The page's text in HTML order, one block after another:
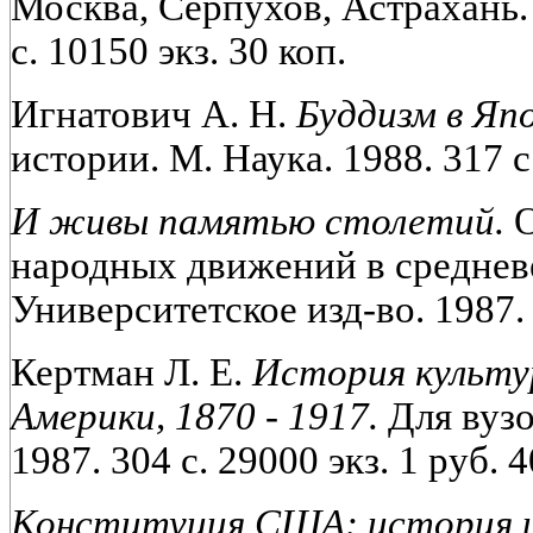
с. 10150 экз. 30 коп.
Игнатович А. Н. Буддизм в
истории. М. Наука. 1988. 317
И живы памятью столетий.
народных движений в
Университетское изд-во.
Кертман Л. Е. История
Америки, 1870 - 1917. Для
1987. 304 с. 29000 экз. 1 руб.
Конституция США: история